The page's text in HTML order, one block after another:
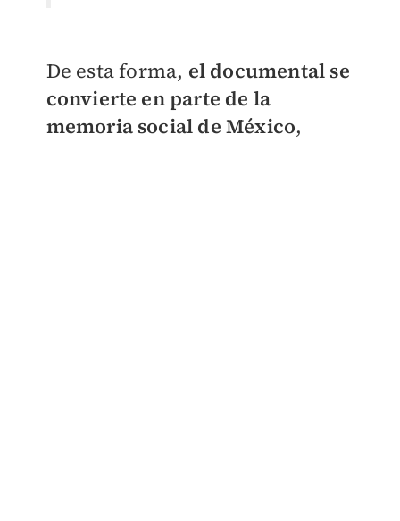
De esta forma, el documental se
convierte en parte de la
memoria social de México,